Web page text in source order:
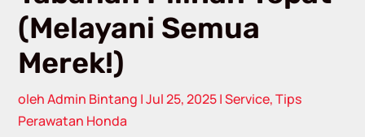
(Melayani Semua
Merek!)
olehAdmin Bintang |Jul 25, 2025|Service,Tips
Perawatan Honda